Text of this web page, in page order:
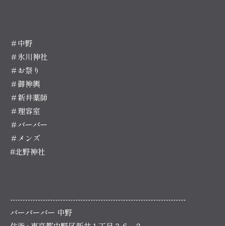
＃中野
＃氷川神社
＃お祭り
＃御神輿
＃新井薬師
＃理容室
＃バーバー
＃メンズ
#北野神社
----------------------------------------------------------------------
バーバーバー 中野